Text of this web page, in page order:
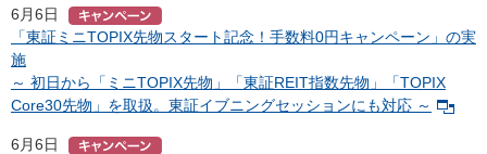
6月6日
「東証ミニTOPIX先物スタート記念！手数料0円キャンペーン」の実
施
～ 初日から「ミニTOPIX先物」「東証REIT指数先物」「TOPIX
Core30先物」を取扱。東証イブニングセッションにも対応 ～
6月6日